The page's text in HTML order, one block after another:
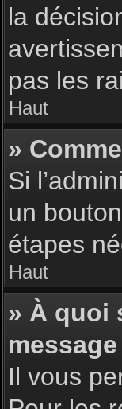
la
pas les
Haut
»
Si
un
étapes
Haut
» À quoi
Il vous